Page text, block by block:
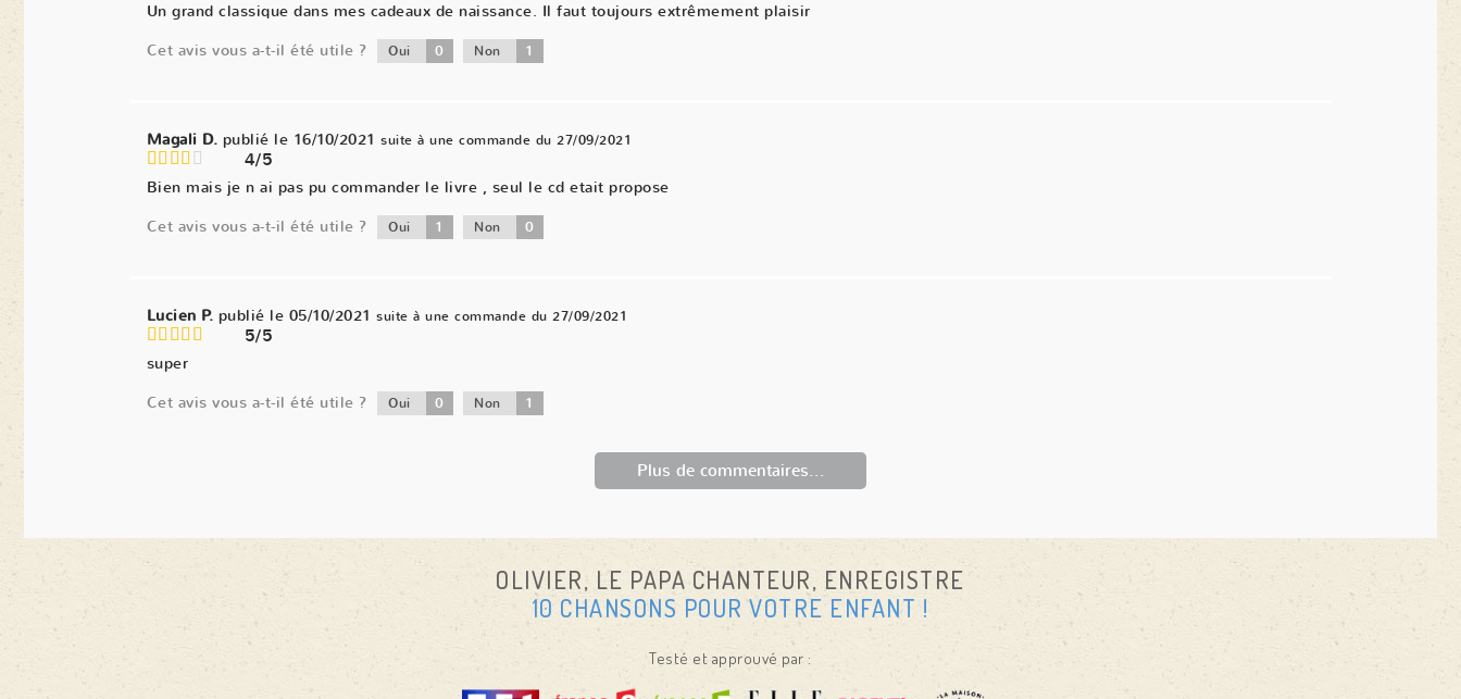
Un grand classique dans mes cadeaux de naissance. Il faut toujours extrêmement plaisir
Cet avis vous a-t-il été utile ?
Oui 0 Non 1
Magali D. publié le 16/10/2021 suite à une commande du 27/09/2021
4/5
Bien mais je n ai pas pu commander le livre , seul le cd etait propose
Cet avis vous a-t-il été utile ?
Oui 1 Non 0
Lucien P. publié le 05/10/2021 suite à une commande du 27/09/2021
5/5
super
Cet avis vous a-t-il été utile ?
Oui 0 Non 1
Plus de commentaires...
OLIVIER, LE PAPA CHANTEUR, ENREGISTRE
10 CHANSONS POUR VOTRE ENFANT !
Testé et approuvé par :